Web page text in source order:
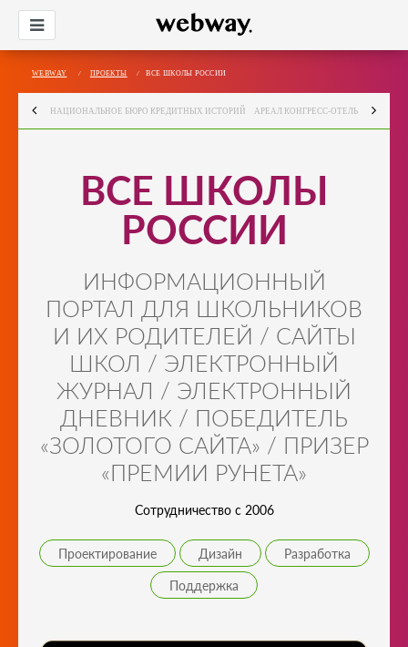
WEBWAY / ПРОЕКТЫ /ВСЕ ШКОЛЫ РОССИИ
НАЦИОНАЛЬНОЕ БЮРО КРЕДИТНЫХ ИСТОРИЙ АРЕАЛ КОНГРЕСС-ОТЕЛЬ
ВСЕ ШКОЛЫ
РОССИИ
ИНФОРМАЦИОННЫЙ
ПОРТАЛ ДЛЯ ШКОЛЬНИКОВ
И ИХ РОДИТЕЛЕЙ / САЙТЫ
ШКОЛ / ЭЛЕКТРОННЫЙ
ЖУРНАЛ / ЭЛЕКТРОННЫЙ
ДНЕВНИК / ПОБЕДИТЕЛЬ
«ЗОЛОТОГО САЙТА» / ПРИЗЕР
«ПРЕМИИ РУНЕТА»
Сотрудничество с 2006
Проектирование Дизайн Разработка
Поддержка